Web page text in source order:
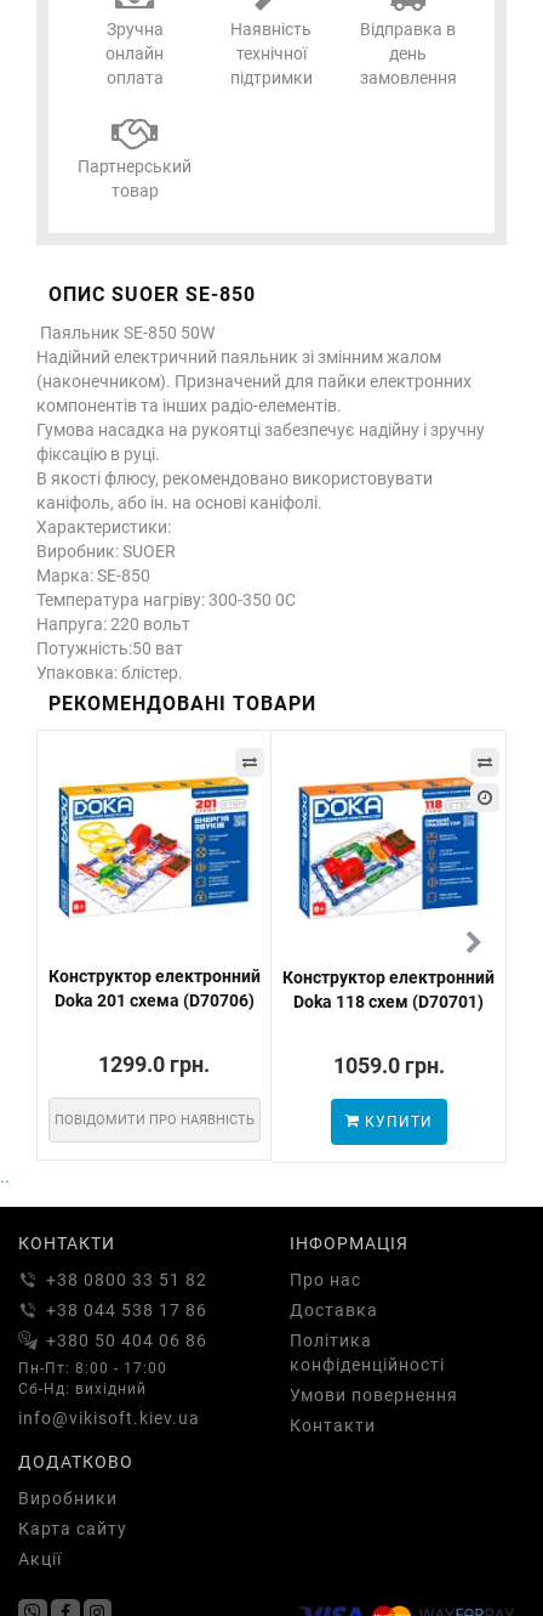
Зручна
онлайн
оплата
Наявність
технічної
підтримки
Відправка в
день
замовлення
Партнерський
товар
ОПИС SUOER SE-850
Паяльник SE-850 50W
Надійний електричний паяльник зі змінним жалом
(наконечником). Призначений для пайки електронних
компонентів та інших радіо-елементів.
Гумова насадка на рукоятці забезпечує надійну і зручну
фіксацію в руці.
В якості флюсу, рекомендовано використовувати
каніфоль, або ін. на основі каніфолі.
Характеристики:
Виробник: SUOER
Марка: SE-850
Температура нагріву: 300-350 0C
Напруга: 220 вольт
Потужність:50 ват
Упаковка: блістер.
РЕКОМЕНДОВАНІ ТОВАРИ
Конструктор електронний
Doka 201 схема (D70706)
1299.0 грн.
ПОВІДОМИТИ ПРО НАЯВНІСТЬ
Конструктор електронний
Doka 118 схем (D70701)
1059.0 грн.
КУПИТИ
..
КОНТАКТИ
+38 0800 33 51 82
+38 044 538 17 86
+380 50 404 06 86
Пн-Пт: 8:00 - 17:00
Сб-Нд: вихідний
info@vikisoft.kiev.ua
ІНФОРМАЦІЯ
Про нас
Доставка
Політика
конфіденційності
Умови повернення
Контакти
ДОДАТКОВО
Виробники
Карта сайту
Акції